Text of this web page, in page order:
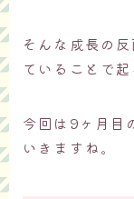
そんな成長の
ていることで
今回は9ヶ月目
いきますね。